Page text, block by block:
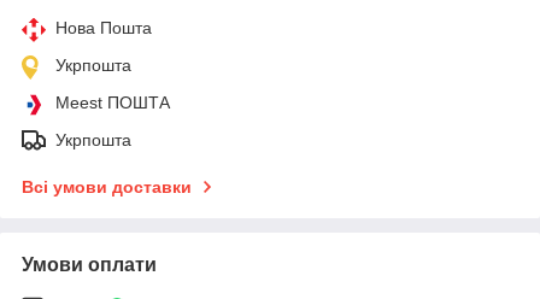
Нова Пошта
Укрпошта
Meest ПОШТА
Укрпошта
Всі умови доставки
Умови оплати